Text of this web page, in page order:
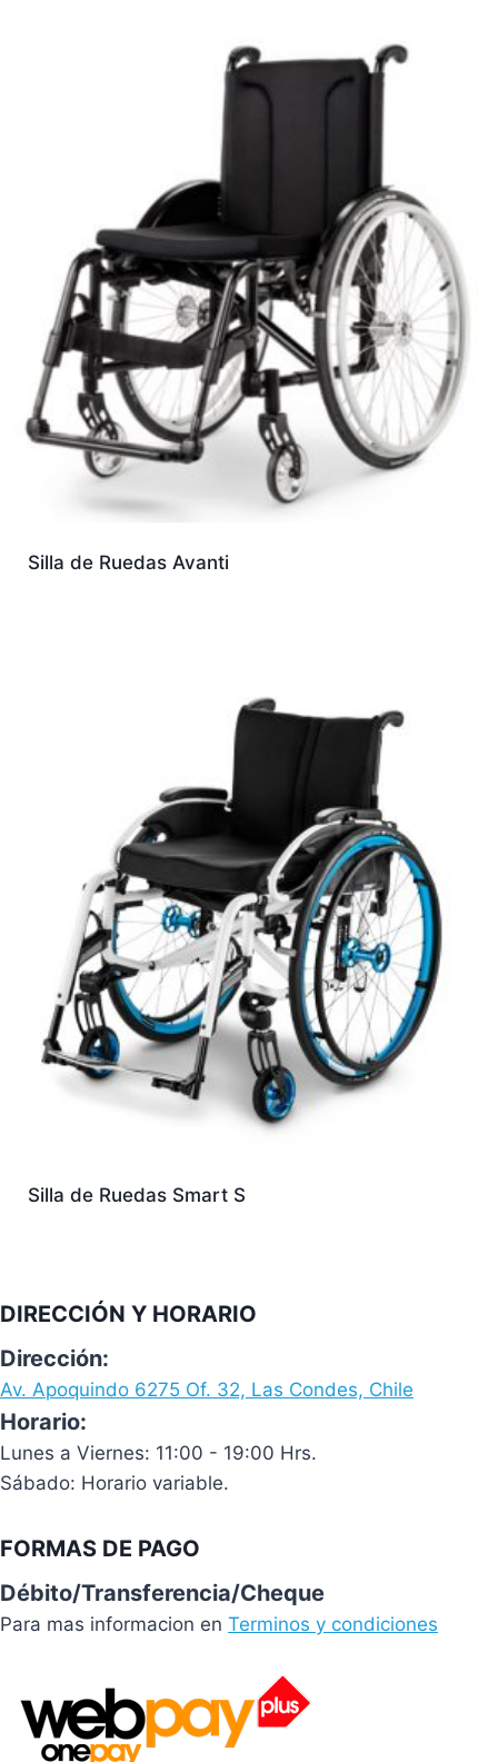
Silla de Ruedas Avanti
Silla de Ruedas Smart S
DIRECCIÓN Y HORARIO
Dirección:
Av. Apoquindo 6275 Of. 32, Las Condes, Chile
Horario:
Lunes a Viernes: 11:00 - 19:00 Hrs.
Sábado: Horario variable.
FORMAS DE PAGO
Débito/Transferencia/Cheque
Para mas informacion en Terminos y condiciones